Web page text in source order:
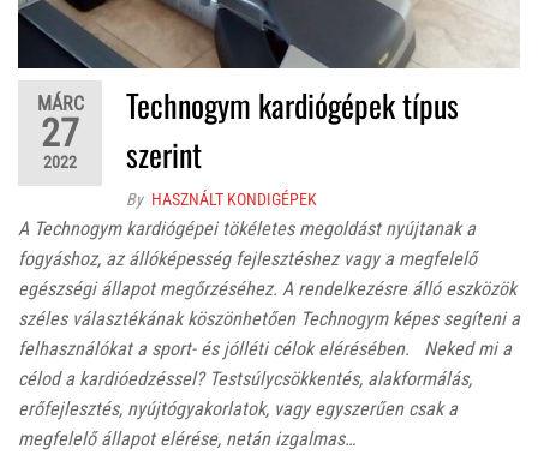
MÁRC
27
2022
Technogym kardiógépek típus
szerint
By HASZNÁLT KONDIGÉPEK
A Technogym kardiógépei tökéletes megoldást nyújtanak a
fogyáshoz, az állóképesség fejlesztéshez vagy a megfelelő
egészségi állapot megőrzéséhez. A rendelkezésre álló eszközök
széles választékának köszönhetően Technogym képes segíteni a
felhasználókat a sport- és jólléti célok elérésében. Neked mi a
célod a kardióedzéssel? Testsúlycsökkentés, alakformálás,
erőfejlesztés, nyújtógyakorlatok, vagy egyszerűen csak a
megfelelő állapot elérése, netán izgalmas…